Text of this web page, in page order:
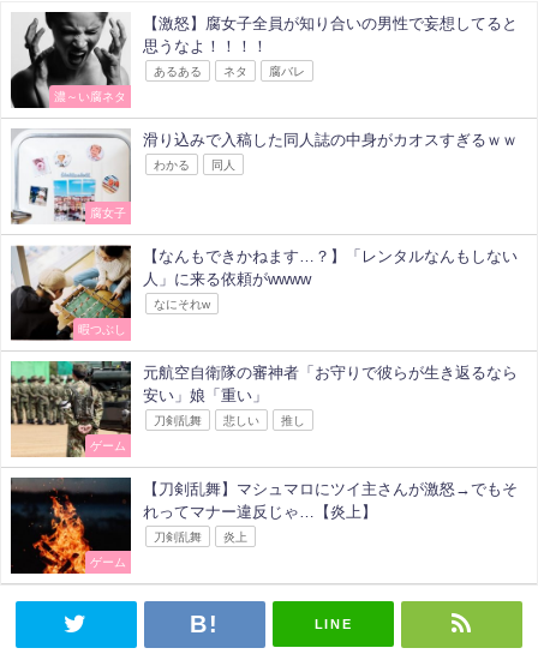
濃～い腐ネタ
【激怒】腐女子全員が知り合いの男性で妄想してると
思うなよ！！！！
あるある ネタ 腐バレ
腐女子
滑り込みで入稿した同人誌の中身がカオスすぎるｗｗ
わかる 同人
暇つぶし
【なんもできかねます…？】「レンタルなんもしない
人」に来る依頼がwwww
なにそれw
ゲーム
元航空自衛隊の審神者「お守りで彼らが生き返るなら
安い」娘「重い」
刀剣乱舞 悲しい 推し
ゲーム
【刀剣乱舞】マシュマロにツイ主さんが激怒→でもそ
れってマナー違反じゃ…【炎上】
刀剣乱舞 炎上
LINE